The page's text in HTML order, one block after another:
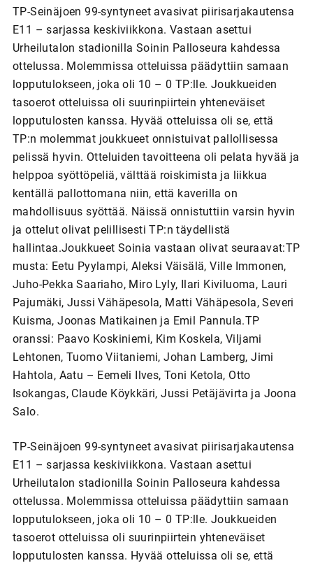
TP-Seinäjoen 99-syntyneet avasivat piirisarjakautensa
E11 – sarjassa keskiviikkona. Vastaan asettui
Urheilutalon stadionilla Soinin Palloseura kahdessa
ottelussa. Molemmissa otteluissa päädyttiin samaan
lopputulokseen, joka oli 10 – 0 TP:lle. Joukkueiden
tasoerot otteluissa oli suurinpiirtein yhteneväiset
lopputulosten kanssa. Hyvää otteluissa oli se, että
TP:n molemmat joukkueet onnistuivat pallollisessa
pelissä hyvin. Otteluiden tavoitteena oli pelata hyvää ja
helppoa syöttöpeliä, välttää roiskimista ja liikkua
kentällä pallottomana niin, että kaverilla on
mahdollisuus syöttää. Näissä onnistuttiin varsin hyvin
ja ottelut olivat pelillisesti TP:n täydellistä
hallintaa.Joukkueet Soinia vastaan olivat seuraavat:TP
musta: Eetu Pyylampi, Aleksi Väisälä, Ville Immonen,
Juho-Pekka Saariaho, Miro Lyly, Ilari Kiviluoma, Lauri
Pajumäki, Jussi Vähäpesola, Matti Vähäpesola, Severi
Kuisma, Joonas Matikainen ja Emil Pannula.TP
oranssi: Paavo Koskiniemi, Kim Koskela, Viljami
Lehtonen, Tuomo Viitaniemi, Johan Lamberg, Jimi
Hahtola, Aatu – Eemeli Ilves, Toni Ketola, Otto
Isokangas, Claude Köykkäri, Jussi Petäjävirta ja Joona
Salo.
TP-Seinäjoen 99-syntyneet avasivat piirisarjakautensa
E11 – sarjassa keskiviikkona. Vastaan asettui
Urheilutalon stadionilla Soinin Palloseura kahdessa
ottelussa. Molemmissa otteluissa päädyttiin samaan
lopputulokseen, joka oli 10 – 0 TP:lle. Joukkueiden
tasoerot otteluissa oli suurinpiirtein yhteneväiset
lopputulosten kanssa. Hyvää otteluissa oli se, että